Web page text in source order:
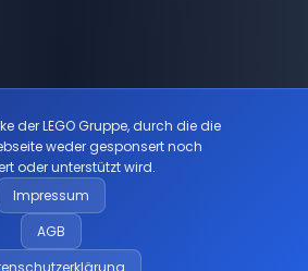
der LEGO Gruppe, durch die die
weder gesponsert noch
oder unterstützt wird.
Impressum
AGB